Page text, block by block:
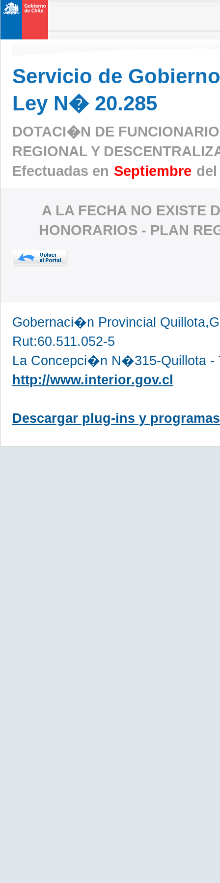
Servicio de
Ley N� 20.285
DOTACI�N DE
REGIONAL Y
Efectuadas en Septiembre
A LA FECHA NO EXISTE
HONORARIOS - PLAN
Gobernaci�n Provincial
Rut:60.511.052-5
La Concepci�n N�315-Quillota -
http://www.interior.gov.cl
Descargar plug-ins y